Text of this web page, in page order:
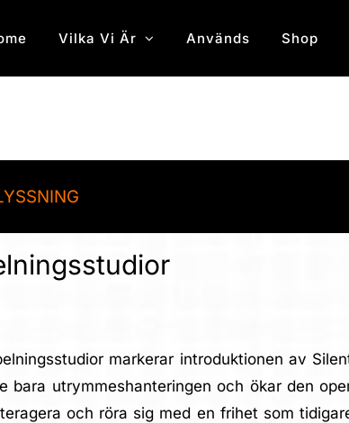
Vilka Vi Är Används Shop
markerar introduktionen av
bara utrymmeshanteringen och ökar den
och röra sig med en frihet som